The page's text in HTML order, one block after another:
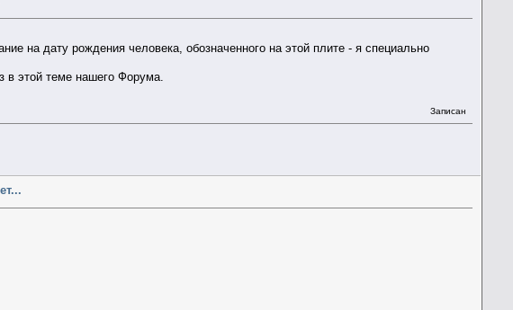
на дату рождения человека, обозначенного на этой плите - я специально
в этой теме нашего Форума.
Записан